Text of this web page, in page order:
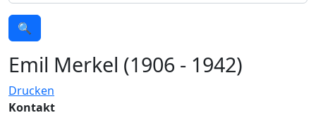
🔍
Emil Merkel (1906 - 1942)
Drucken
Kontakt